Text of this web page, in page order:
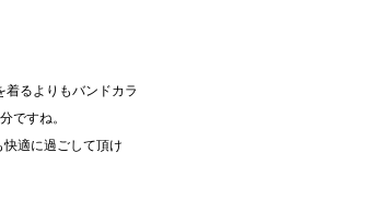
着るよりもバンドカラ
ですね。
適に過ごして頂け